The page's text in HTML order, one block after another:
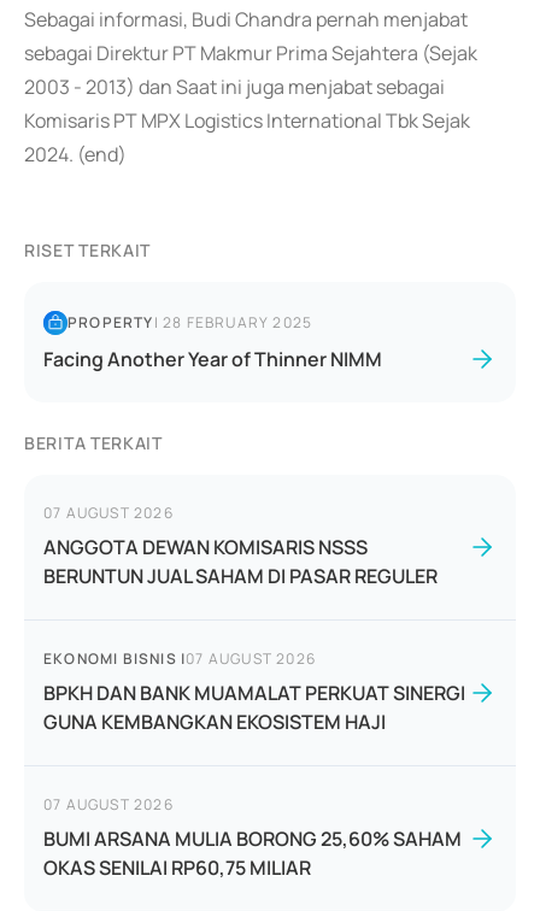
Sebagai informasi, Budi Chandra pernah menjabat
sebagai Direktur PT Makmur Prima Sejahtera (Sejak
2003 - 2013) dan Saat ini juga menjabat sebagai
Komisaris PT MPX Logistics International Tbk Sejak
2024. (end)
RISET TERKAIT
PROPERTY|28 FEBRUARY 2025
Facing Another Year of Thinner NIMM
BERITA TERKAIT
07 AUGUST 2026
ANGGOTA DEWAN KOMISARIS NSSS
BERUNTUN JUAL SAHAM DI PASAR REGULER
EKONOMI BISNIS |07 AUGUST 2026
BPKH DAN BANK MUAMALAT PERKUAT SINERGI
GUNA KEMBANGKAN EKOSISTEM HAJI
07 AUGUST 2026
BUMI ARSANA MULIA BORONG 25,60% SAHAM
OKAS SENILAI RP60,75 MILIAR